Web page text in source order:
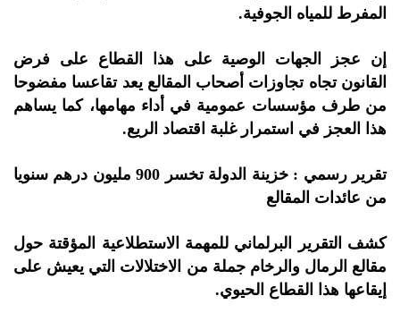
المفرط للمياه الجوفية.
إن عجز الجهات الوصية على هذا القطاع على فرض
القانون تجاه تجاوزات أصحاب المقالع يعد تقاعسا مفضوحا
من طرف مؤسسات عمومية في أداء مهامها، كما يساهم
هذا العجز في استمرار غلبة اقتصاد الريع.
تقرير رسمي : خزينة الدولة تخسر 900 مليون درهم سنويا
من عائدات المقالع
كشف التقرير البرلماني للمهمة الاستطلاعية المؤقتة حول
مقالع الرمال والرخام جملة من الاختلالات التي يعيش على
إيقاعها هذا القطاع الحيوي.